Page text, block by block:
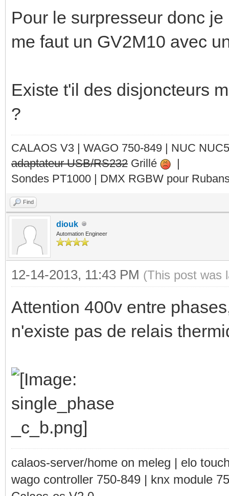
Pour le surpresseur donc
me faut un GV2M10 avec
Existe t'il des disjoncteurs
?
CALAOS V3 | WAGO 750-849 | NUC
adaptateur USB/RS232 Grillé
|
Sondes PT1000 | DMX RGBW pour
Find
diouk
Automation Engineer
12-14-2013, 11:43 PM (This post was
Attention 400v entre
n'existe pas de relais
calaos-server/home on meleg | elo
wago controller 750-849 | knx module